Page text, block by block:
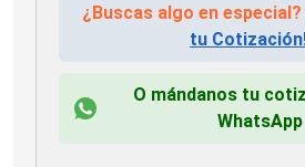
¿Buscas algo en especial?
tu
O mándanos tu
WhatsApp